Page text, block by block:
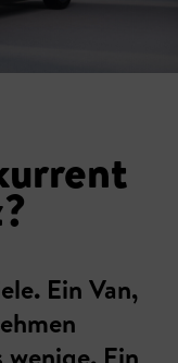
Ein Van,